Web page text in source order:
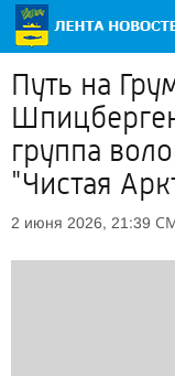
Путь на
группа
"Чистая
2 июня 2026, 21:39